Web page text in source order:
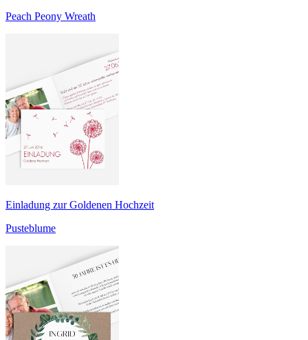
Peach Peony Wreath
Einladung zur Goldenen Hochzeit
Pusteblume